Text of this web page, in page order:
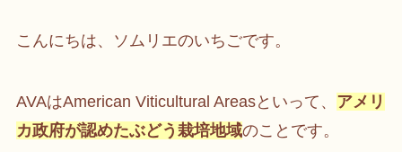
こんにちは、ソムリエのいちごです。
AVAはAmerican Viticultural Areasといって、 アメリ
カ政府が認めたぶどう栽培地域のことです。